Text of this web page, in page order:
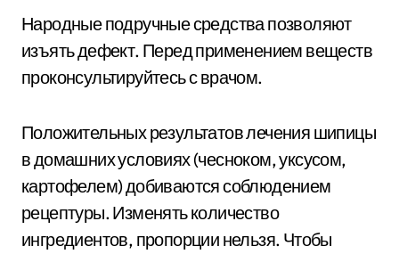
Народные подручные средства позволяют
изъять дефект. Перед применением веществ
проконсультируйтесь с врачом.
Положительных результатов лечения шипицы
в домашних условиях (чесноком, уксусом,
картофелем) добиваются соблюдением
рецептуры. Изменять количество
ингредиентов, пропорции нельзя. Чтобы